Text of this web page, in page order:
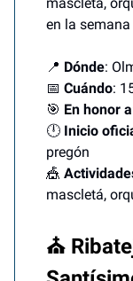
en la
📍 Dónde:
📅 Cuándo:
🎯 En honor a
🕛 Inicio
pregón
🎪
mascletá,
⛪